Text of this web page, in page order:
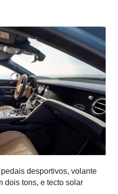
desportivos, volante
dois tons, e tecto solar